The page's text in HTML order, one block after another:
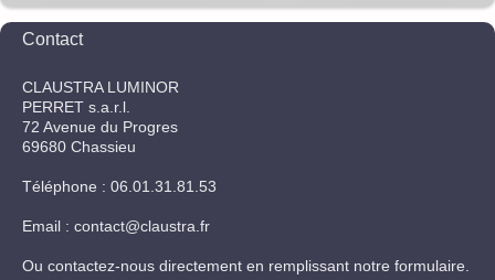
Contact
CLAUSTRA LUMINOR
PERRET s.a.r.l.
72 Avenue du Progres
69680 Chassieu
Téléphone : 06.01.31.81.53
Email : contact@claustra.fr
Ou contactez-nous directement en remplissant notre formulaire.